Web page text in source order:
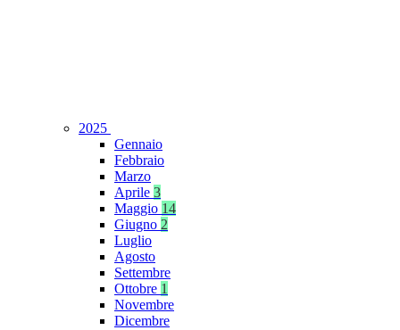
2025
Gennaio
Febbraio
Marzo
Aprile 3
Maggio 14
Giugno 2
Luglio
Agosto
Settembre
Ottobre 1
Novembre
Dicembre